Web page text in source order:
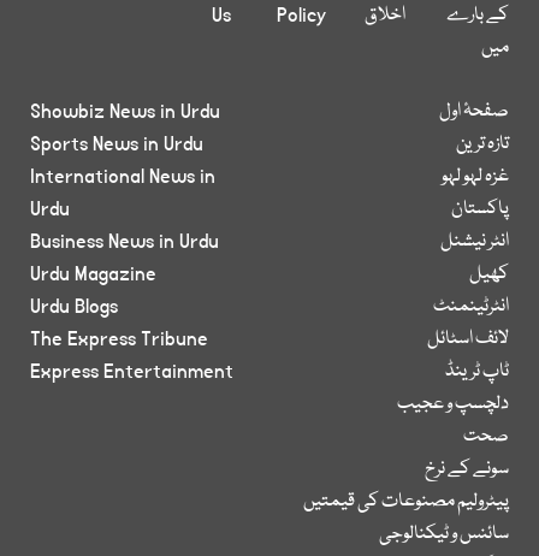
کے بارے
میں
اخلاق
Policy
Us
صفحۂ اول
تازہ ترین
غزہ لہو لہو
پاکستان
انٹر نیشنل
کھیل
انٹرٹینمنٹ
لائف اسٹائل
ٹاپ ٹرینڈ
دلچسپ و عجیب
صحت
سونے کے نرخ
پیٹرولیم مصنوعات کی قیمتیں
سائنس و ٹیکنالوجی
Showbiz News in Urdu
Sports News in Urdu
International News in
Urdu
Business News in Urdu
Urdu Magazine
Urdu Blogs
The Express Tribune
Express Entertainment